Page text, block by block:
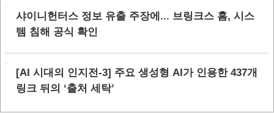
샤이니헌터스 정보 유출 주장에... 브링크스 홈, 시스
템 침해 공식 확인
[AI 시대의 인지전-3] 주요 생성형 AI가 인용한 437개
링크 뒤의 ‘출처 세탁’